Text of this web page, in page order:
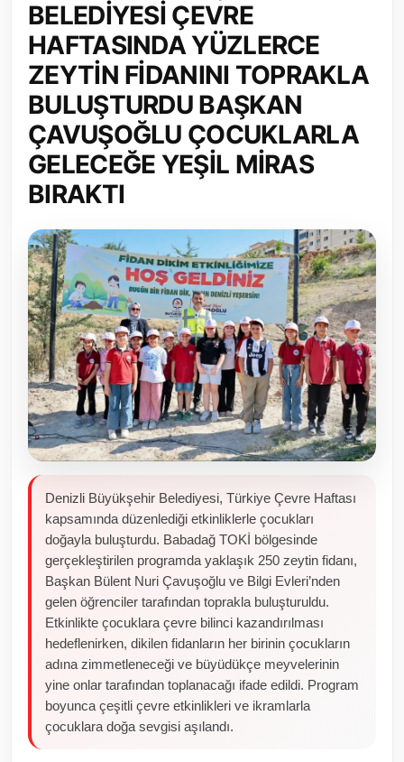
Mülki İdare
Toplum ve Yaşam
Sivil Toplum Kuruluşları
Kamu Kurumları ve Üst Kurullar
BELEDİYESİ ÇEVRE
HAFTASINDA YÜZLERCE
ZEYTİN FİDANINI TOPRAKLA
BULUŞTURDU BAŞKAN
ÇAVUŞOĞLU ÇOCUKLARLA
GELECEĞE YEŞİL MİRAS
BIRAKTI
Denizli Büyükşehir Belediyesi, Türkiye Çevre Haftası
kapsamında düzenlediği etkinliklerle çocukları
doğayla buluşturdu. Babadağ TOKİ bölgesinde
gerçekleştirilen programda yaklaşık 250 zeytin fidanı,
Başkan Bülent Nuri Çavuşoğlu ve Bilgi Evleri’nden
gelen öğrenciler tarafından toprakla buluşturuldu.
Etkinlikte çocuklara çevre bilinci kazandırılması
hedeflenirken, dikilen fidanların her birinin çocukların
adına zimmetleneceği ve büyüdükçe meyvelerinin
yine onlar tarafından toplanacağı ifade edildi. Program
boyunca çeşitli çevre etkinlikleri ve ikramlarla
çocuklara doğa sevgisi aşılandı.